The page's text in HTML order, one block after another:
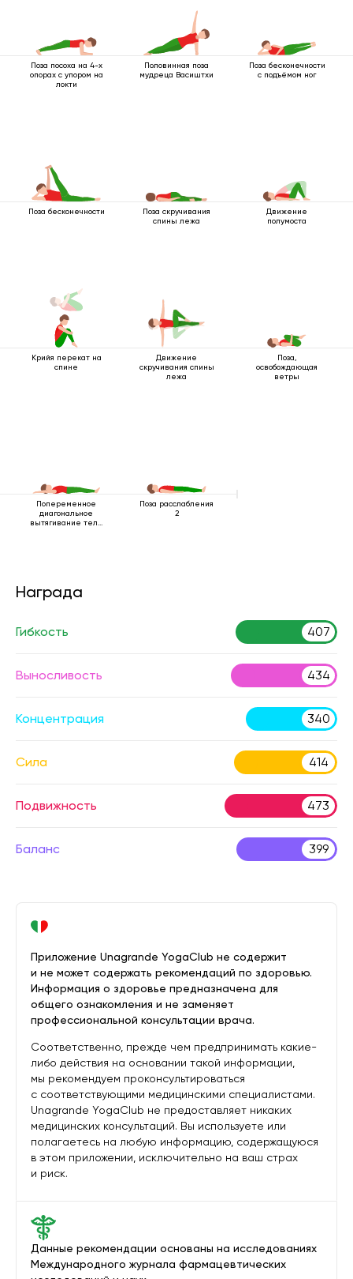
Поза посоха на 4-х
опорах с упором на
локти
Половинная поза
мудреца Васиштхи
Поза бесконечности
с подъёмом ног
Поза бесконечности
Поза скручивания
спины лежа
Движение
полумоста
Крийя перекат на
спине
Движение
скручивания спины
лежа
Поза,
освобождающая
ветры
Попеременное
диагональное
вытягивание тела
Поза расслабления
2
Награда
Гибкость 407
Выносливость 434
Концентрация 340
Сила 414
Подвижность 473
Баланс 399
Данные рекомендации основаны на исследованиях
Международного журнала фармацевтических
Приложение Unagrande YogaClub не содержит
и не может содержать рекомендаций по здоровью.
Информация о здоровье предназначена для
общего ознакомления и не заменяет
профессиональной консультации врача.
Соответственно, прежде чем предпринимать какие-
либо действия на основании такой информации,
мы рекомендуем проконсультироваться
с соответствующими медицинскими специалистами.
Unagrande YogaClub не предоставляет никаких
медицинских консультаций. Вы используете или
полагаетесь на любую информацию, содержащуюся
в этом приложении, исключительно на ваш страх
и риск.